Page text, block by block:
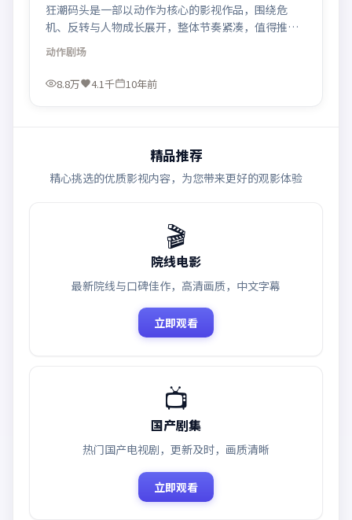
狂潮码头是一部以动作为核心的影视作品，围绕危
机、反转与人物成长展开，整体节奏紧凑，值得推荐
观看。
动作剧场
8.8万 4.1千 10年前
精品推荐
精心挑选的优质影视内容，为您带来更好的观影体验
🎬
院线电影
最新院线与口碑佳作，高清画质，中文字幕
立即观看
📺
国产剧集
热门国产电视剧，更新及时，画质清晰
立即观看